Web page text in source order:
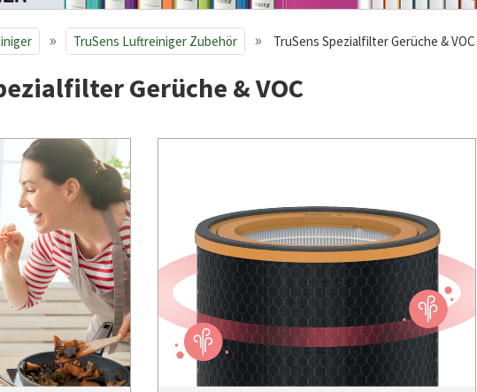
» TruSens Luftreiniger Zubehör » TruSens Spezialfilter Gerüche & VOC
Gerüche & VOC